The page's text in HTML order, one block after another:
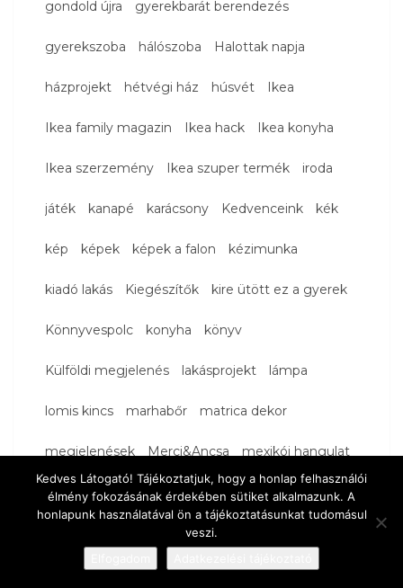
gondold újra gyerekbarát berendezés
gyerekszoba hálószoba Halottak napja
házprojekt hétvégi ház húsvét Ikea
Ikea family magazin Ikea hack Ikea konyha
Ikea szerzemény Ikea szuper termék iroda
játék kanapé karácsony Kedvenceink kék
kép képek képek a falon kézimunka
kiadó lakás Kiegészítők kire ütött ez a gyerek
Könnyvespolc konyha könyv
Külföldi megjelenés lakásprojekt lámpa
lomis kincs marhabőr matrica dekor
megjelenések Merci&Ancsa mexikói hangulat
munkáink nappali natúr növények nyár
ősz
porcelánfigura radiátortakaró
Kedves Látogató! Tájékoztatjuk, hogy a honlap felhasználói
élmény fokozásának érdekében sütiket alkalmazunk. A
honlapunk használatával ön a tájékoztatásunkat tudomásul
veszi.